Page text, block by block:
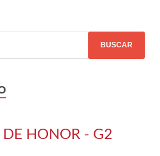
DE HONOR - G2